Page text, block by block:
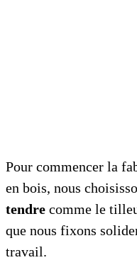
Pour commencer la
en bois, nous
tendre comme le
que nous fixons
travail.